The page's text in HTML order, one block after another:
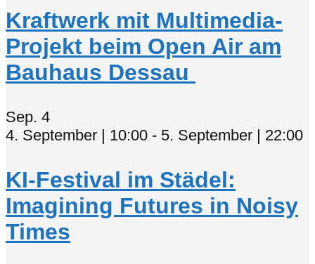
Kraftwerk mit Multimedia-
Projekt beim Open Air am
Bauhaus Dessau
Sep. 4
4. September | 10:00 - 5. September | 22:00
KI-Festival im Städel:
Imagining Futures in Noisy
Times